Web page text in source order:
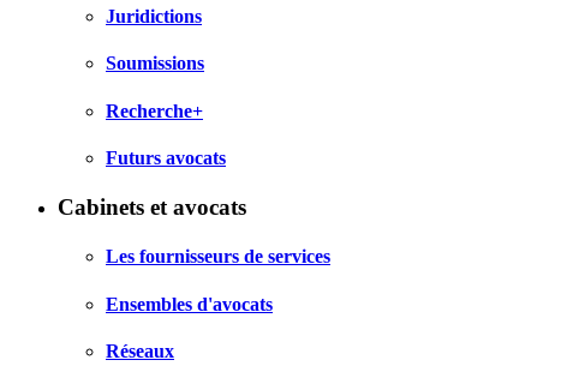
Juridictions
Soumissions
Recherche+
Futurs avocats
Cabinets et avocats
Les fournisseurs de services
Ensembles d'avocats
Réseaux